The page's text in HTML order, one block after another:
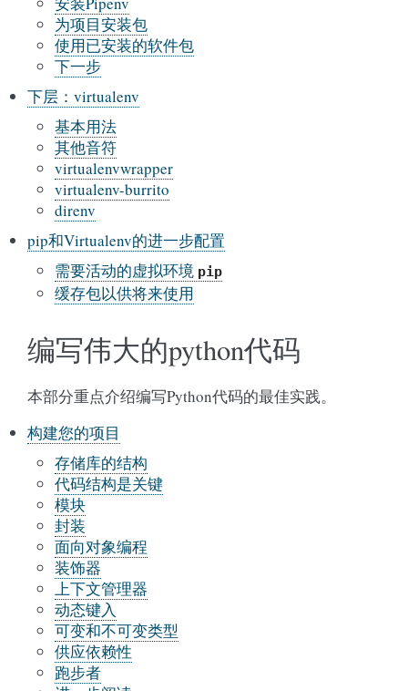
为项目安装包
使用已安装的软件包
下一步
下层：virtualenv
基本用法
其他音符
virtualenvwrapper
virtualenv-burrito
direnv
pip和Virtualenv的进一步配置
需要活动的虚拟环境 pip
缓存包以供将来使用
编写伟大的python代码
本部分重点介绍编写Python代码的最佳实践。
构建您的项目
存储库的结构
代码结构是关键
模块
封装
面向对象编程
装饰器
上下文管理器
动态键入
可变和不可变类型
供应依赖性
跑步者